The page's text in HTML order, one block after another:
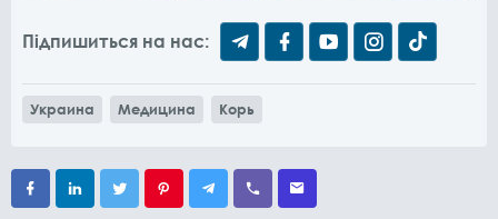
Підпишиться на нас:
Украина Медицина Корь